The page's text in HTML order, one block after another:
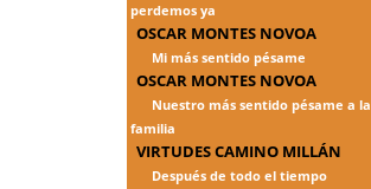
perdemos ya
OSCAR MONTES NOVOA
Mi más sentido pésame
OSCAR MONTES NOVOA
Nuestro más sentido pésame a la
familia
VIRTUDES CAMINO MILLÁN
Después de todo el tiempo